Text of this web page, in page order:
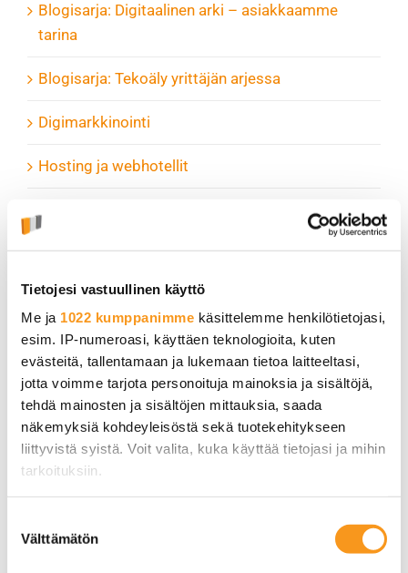
Tietojesi vastuullinen käyttö
Me ja 1022 kumppanimme käsittelemme henkilötietojasi,
esim. IP-numeroasi, käyttäen teknologioita, kuten
evästeitä, tallentamaan ja lukemaan tietoa laitteeltasi,
jotta voimme tarjota personoituja mainoksia ja sisältöjä,
tehdä mainosten ja sisältöjen mittauksia, saada
näkemyksiä kohdeyleisöstä sekä tuotekehitykseen
liittyvistä syistä. Voit valita, kuka käyttää tietojasi ja mihin
tarkoituksiin.
Kerätä tietoja maantieteellisestä sijainnistasi,
valinta
Välttämätön
Blogisarja: Digitaalinen arki – asiakkaamme
tarina
Blogisarja: Tekoäly yrittäjän arjessa
Digimarkkinointi
Hosting ja webhotellit
Kotisivut ja verkkokaupat
Kumppanit ja jälleenmyyjät
Louhi PRO
Sähköposti ja toimisto-ohjelmistot
Sovellukset
Tekoäly